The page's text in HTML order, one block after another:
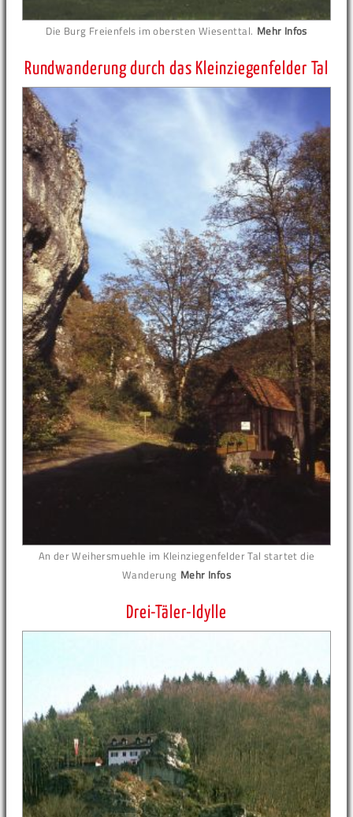
Die Burg Freienfels im obersten Wiesenttal. Mehr Infos
Rundwanderung durch das Kleinziegenfelder Tal
An der Weihersmuehle im Kleinziegenfelder Tal startet die
Wanderung Mehr Infos
Drei-Täler-Idylle